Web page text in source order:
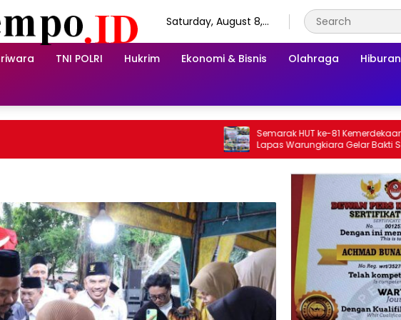
Saturday, August 8,
TNI POLRI Hukrim Ekonomi & Bisnis Olahraga Hiburan
Semarak HUT ke-81 Kemerdekaan RI,
Lapas Warungkiara Gelar Bakti Sosial
dan Pemeriksaan Kesehatan Gratis bagi